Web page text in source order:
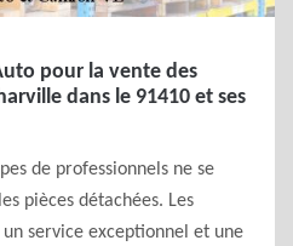
pour la vente des
dans le 91410 et ses
de professionnels ne se
pièces détachées. Les
service exceptionnel et une